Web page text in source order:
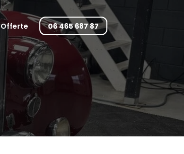
Offerte 06 465 687 87